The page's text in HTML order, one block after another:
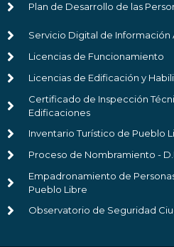
Plan de Desarrollo de las
Servicio Digital de Información
Licencias de Funcionamiento
Licencias de Edificación y
Certificado de Inspección
Edificaciones
Inventario Turístico de Pueblo
Proceso de Nombramiento -
Empadronamiento de
Pueblo Libre
Observatorio de Seguridad